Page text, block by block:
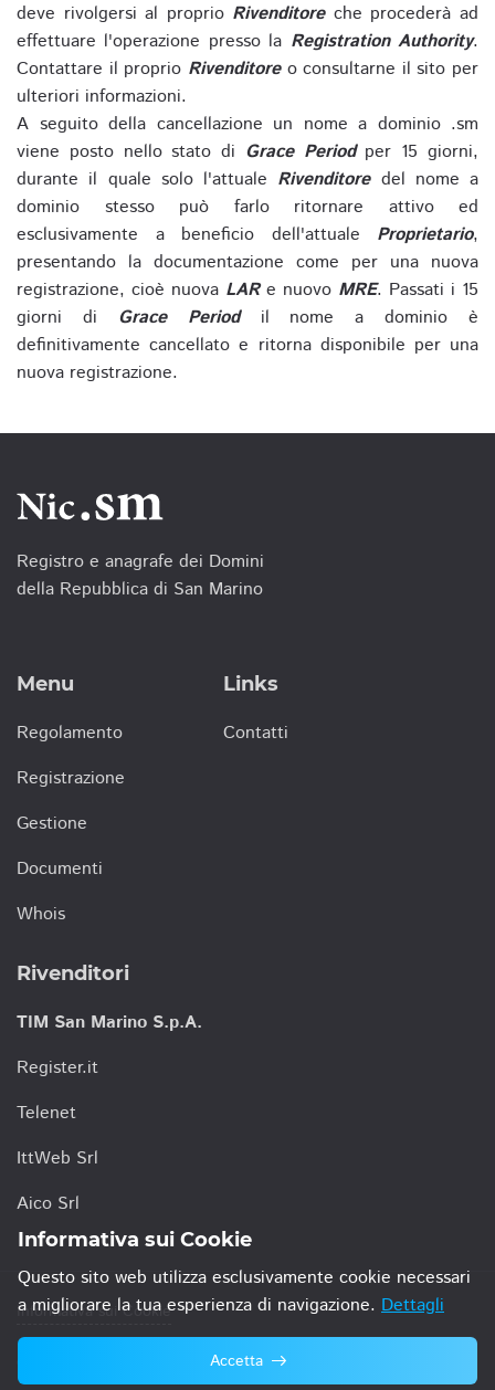
deve rivolgersi al proprio Rivenditoreche procederà ad
effettuare l'operazione presso la Registration Authority.
Contattare il proprio Rivenditoreo consultarne il sito per
ulteriori informazioni.
A seguito della cancellazione un nome a dominio .sm
viene posto nello stato di Grace Periodper 15 giorni,
durante il quale solo l'attuale Rivenditoredel nome a
dominio stesso può farlo ritornare attivo ed
esclusivamente a beneficio dell'attuale Proprietario,
presentando la documentazione come per una nuova
registrazione, cioè nuova LARe nuovo MRE. Passati i 15
giorni di Grace Periodil nome a dominio è
definitivamente cancellato e ritorna disponibile per una
nuova registrazione.
Registro e anagrafe dei Domini
della Repubblica di San Marino
Menu
Regolamento
Registrazione
Gestione
Documenti
Whois
Links
Contatti
Rivenditori
TIM San Marino S.p.A.
Register.it
Telenet
IttWeb Srl
Aico Srl
Informativa sui Cookie
© 2021 TIM San Marino S.p.A.
Informativa sui Cookie
Questo sito web utilizza esclusivamente cookie necessari
a migliorare la tua esperienza di navigazione. Dettagli
Accetta